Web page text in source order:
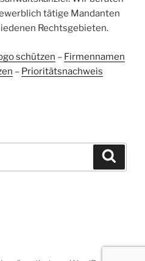
werfen
tätige Mandanten
Rechtsgebieten.
schützen – Firmennamen
– Prioritätsnachweis